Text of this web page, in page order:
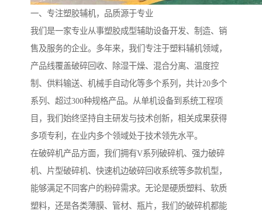
一、专注塑胶辅机，品质源于专业
我们是一家专业从事塑胶成型辅助设备开发、制造、销
售及服务的企业。多年来，我们专注于塑料辅机领域，
产品线覆盖破碎回收、除湿干燥、混合分离、温度控
制、供料输送、机械手自动化等多个系列，共计20多个
系列、超过300种规格产品。从单机设备到系统工程项
目，我们始终坚持自主研发与技术创新，相关成果获得
多项专利，在业内多个领域处于技术领先水平。
在破碎机产品方面，我们拥有V系列破碎机、强力破碎
机、片型破碎机、快速机边破碎回收系统等多款机型，
能够满足不同客户的粉碎需求。无论是硬质塑料、软质
塑料，还是各类薄膜、管材、瓶片，我们的破碎机都能